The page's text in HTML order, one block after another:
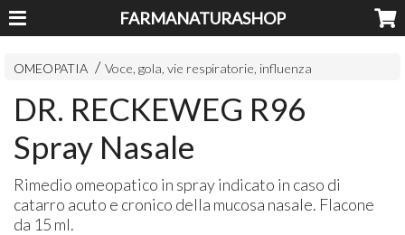
FARMANATURASHOP
OMEOPATIA Voce, gola, vie respiratorie, influenza
DR. RECKEWEG R96
Spray Nasale
Rimedio omeopatico in spray indicato in caso di
catarro acuto e cronico della mucosa nasale. Flacone
da 15 ml.